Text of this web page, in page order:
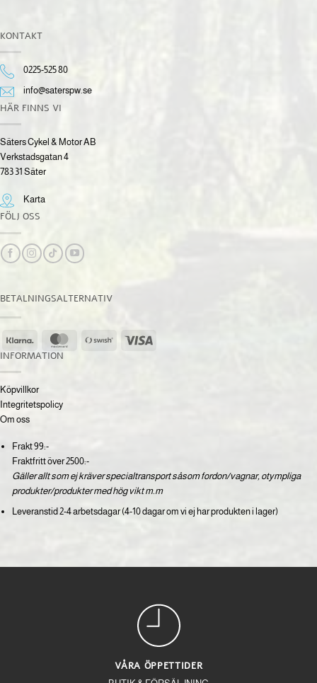
KONTAKT
0225-525 80
info@saterspw.se
HÄR FINNS VI
Säters Cykel & Motor AB
Verkstadsgatan 4
783 31 Säter
Karta
FÖLJ OSS
BETALNINGSALTERNATIV
Klarna MasterCardSwish
INFORMATION
Köpvillkor
Integritetspolicy
Om oss
Frakt 99:-
Fraktfritt över 2500:-
Gäller allt som ej kräver specialtransport såsom fordon/vagnar, otympliga
produkter/produkter med hög vikt m.m
Leveranstid 2-4 arbetsdagar (4-10 dagar om vi ej har produkten i lager)
VÅRA ÖPPETTIDER